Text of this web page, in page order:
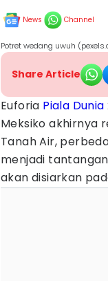
News Channel
Potret wedang uwuh
Share Article
Euforia Piala Dunia
Meksiko akhirnya
Tanah Air,
menjadi
akan disiarkan